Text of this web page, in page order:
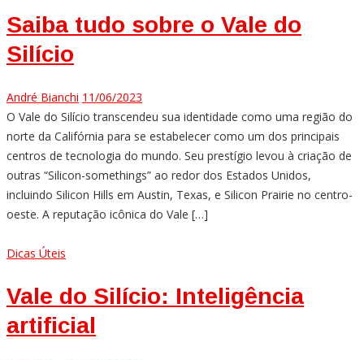
Saiba tudo sobre o Vale do
Silício
André Bianchi 11/06/2023
O Vale do Silício transcendeu sua identidade como uma região do
norte da Califórnia para se estabelecer como um dos principais
centros de tecnologia do mundo. Seu prestígio levou à criação de
outras “Silicon-somethings” ao redor dos Estados Unidos,
incluindo Silicon Hills em Austin, Texas, e Silicon Prairie no centro-
oeste. A reputação icônica do Vale […]
Dicas Úteis
Vale do Silício: Inteligência
artificial